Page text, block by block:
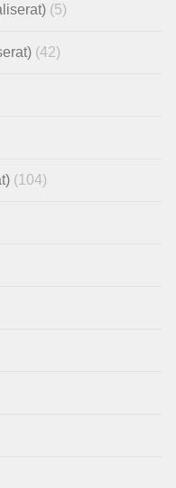
(5)
(42)
(104)